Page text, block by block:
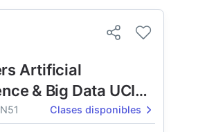
Artificial
& Big Data UCITS
Clases disponibles